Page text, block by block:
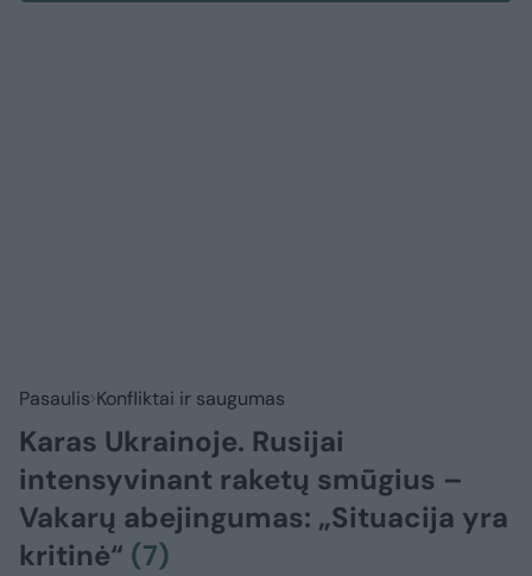
Pasaulis Konfliktai ir saugumas
Karas Ukrainoje. Rusijai
intensyvinant raketų smūgius –
Vakarų abejingumas: „Situacija yra
kritinė“ (7)